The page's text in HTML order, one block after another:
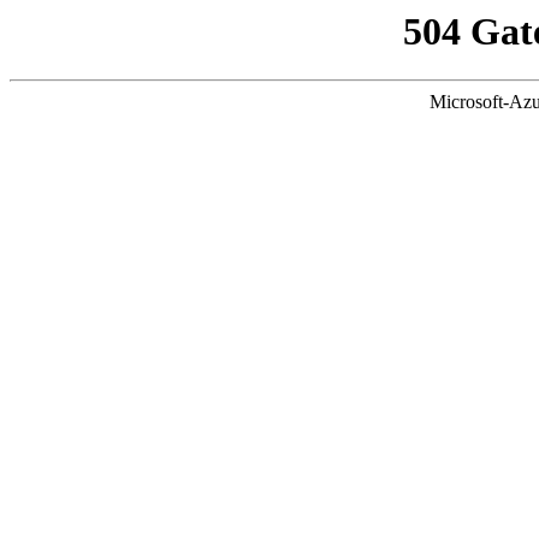
504
Microsoft-